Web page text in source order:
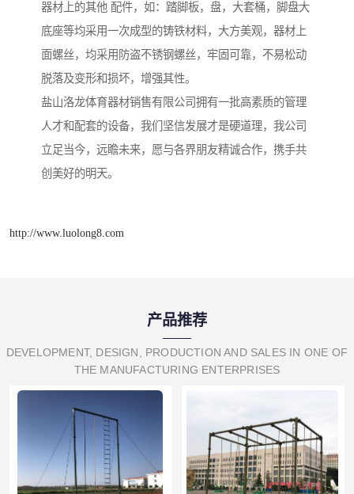
器材上的其他 配件，如：踏脚板，盘，大套桶，脚盘大
底座等均采用一次成型的铸铁材料，大方美观，器材上
面螺丝，均采用防盗不锈钢螺丝，牢固可靠，不易松动
脱落及变形和损坏，增强其性。
盐山洛龙体育器材销售有限公司拥有一批高素质的管理
人才和配套的设备，我们坚信发展才是硬道理，我公司
立足当今，远瞻未来，愿与各界朋友精诚合作，携手共
创美好的明天。
http://www.luolong8.com
产品推荐
DEVELOPMENT, DESIGN, PRODUCTION AND SALES IN ONE OF
THE MANUFACTURING ENTERPRISES